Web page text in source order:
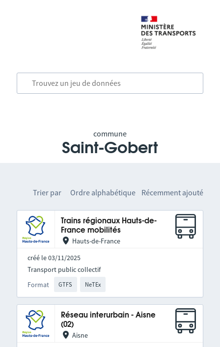
commune
Saint-Gobert
Trier par Ordre alphabétique Récemment ajouté
Trains régionaux Hauts-de-
France mobilités
Hauts-de-France
créé le 03/11/2025
Format GTFS NeTEx
Transport public collectif
Réseau interurbain - Aisne
(02)
Aisne